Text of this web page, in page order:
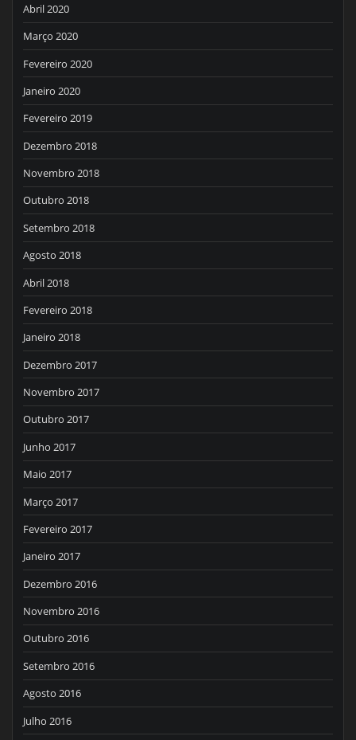
Abril 2020
Março 2020
Fevereiro 2020
Janeiro 2020
Fevereiro 2019
Dezembro 2018
Novembro 2018
Outubro 2018
Setembro 2018
Agosto 2018
Abril 2018
Fevereiro 2018
Janeiro 2018
Dezembro 2017
Novembro 2017
Outubro 2017
Junho 2017
Maio 2017
Março 2017
Fevereiro 2017
Janeiro 2017
Dezembro 2016
Novembro 2016
Outubro 2016
Setembro 2016
Agosto 2016
Julho 2016